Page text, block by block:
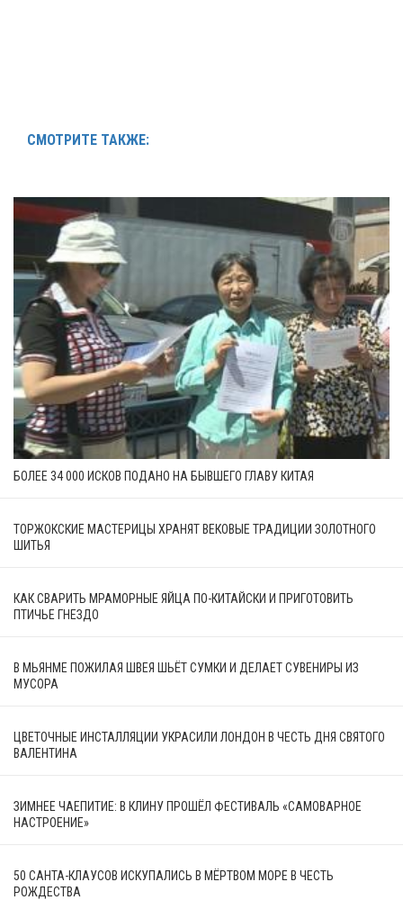
СМОТРИТЕ ТАКЖЕ:
БОЛЕЕ 34 000 ИСКОВ ПОДАНО НА БЫВШЕГО ГЛАВУ КИТАЯ
ТОРЖОКСКИЕ МАСТЕРИЦЫ ХРАНЯТ ВЕКОВЫЕ ТРАДИЦИИ ЗОЛОТНОГО
ШИТЬЯ
КАК СВАРИТЬ МРАМОРНЫЕ ЯЙЦА ПО-КИТАЙСКИ И ПРИГОТОВИТЬ
ПТИЧЬЕ ГНЕЗДО
В МЬЯНМЕ ПОЖИЛАЯ ШВЕЯ ШЬЁТ СУМКИ И ДЕЛАЕТ СУВЕНИРЫ ИЗ
МУСОРА
ЦВЕТОЧНЫЕ ИНСТАЛЛЯЦИИ УКРАСИЛИ ЛОНДОН В ЧЕСТЬ ДНЯ СВЯТОГО
ВАЛЕНТИНА
ЗИМНЕЕ ЧАЕПИТИЕ: В КЛИНУ ПРОШЁЛ ФЕСТИВАЛЬ «САМОВАРНОЕ
НАСТРОЕНИЕ»
50 САНТА-КЛАУСОВ ИСКУПАЛИСЬ В МЁРТВОМ МОРЕ В ЧЕСТЬ
РОЖДЕСТВА